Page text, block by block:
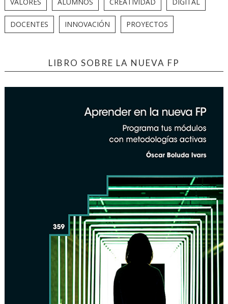
DOCENTES INNOVACIÓN PROYECTOS
LIBRO SOBRE LA NUEVA FP